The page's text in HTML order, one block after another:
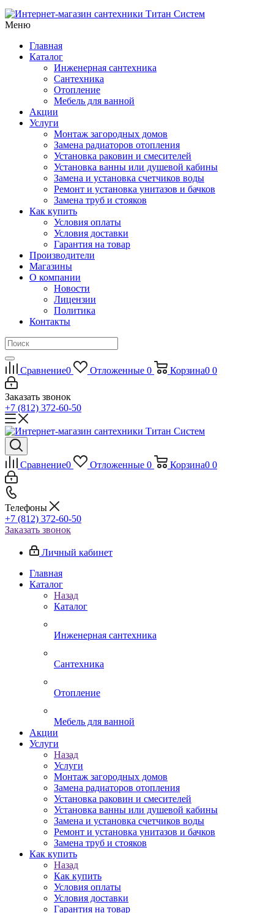
Меню
Главная
Каталог
Инженерная сантехника
Сантехника
Отопление
Мебель для ванной
Акции
Услуги
Монтаж загородных домов
Замена радиаторов отопления
Установка раковин и смесителей
Установка ванны или душевой кабины
Замена и установка счетчиков воды
Ремонт и установка унитазов и бачков
Замена труб и стояков
Как купить
Условия оплаты
Условия доставки
Гарантия на товар
Производители
Магазины
О компании
Новости
Лицензии
Политика
Контакты
Сравнение0 Отложенные 0 Корзина0 0
Заказать звонок
+7 (812) 372-60-50
Сравнение0 Отложенные 0 Корзина0 0
Телефоны
+7 (812) 372-60-50
Заказать звонок
Личный кабинет
Главная
Каталог
Назад
Каталог
Инженерная сантехника
Сантехника
Отопление
Мебель для ванной
Акции
Услуги
Назад
Услуги
Монтаж загородных домов
Замена радиаторов отопления
Установка раковин и смесителей
Установка ванны или душевой кабины
Замена и установка счетчиков воды
Ремонт и установка унитазов и бачков
Замена труб и стояков
Как купить
Назад
Как купить
Условия оплаты
Условия доставки
Гарантия на товар